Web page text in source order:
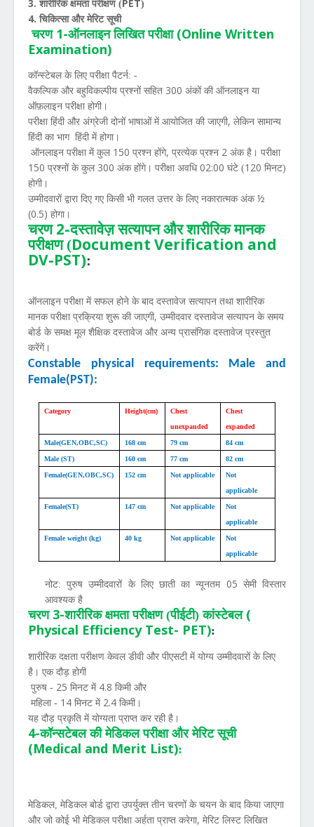
3. शारीरिक क्षमता परीक्षण ( PET)
4. चिकित्सा और मेरिट सूची
चरण 1-ऑनलाइन लिखित परीक्षा(Online Written
Examination)
कॉन्स्टेबल के लिए परीक्षा पैटर्न: -
वैकल्पिक और बहुविकल्पीय प्रश्नों सहित 300 अंकों की ऑनलाइन या
ऑफ़लाइन परीक्षा होगी।
परीक्षा हिंदी और अंग्रेजी दोनों भाषाओं में आयोजित की जाएगी, लेकिन सामान्य
हिंदी का भाग हिंदी में होगा।
ऑनलाइन परीक्षा में कुल 150 प्रश्न होंगे, प्रत्येक प्रश्न 2 अंक है। परीक्षा
150 प्रश्नों के कुल 300 अंक होंगे। परीक्षा अवधि 02:00 घंटे (120 मिनट)
होगी।
उम्मीदवारों द्वारा दिए गए किसी भी गलत उत्तर के लिए नकारात्मक अंक ½
(0.5) होगा।
चरण 2-दस्तावेज़ सत्यापन और शारीरिक मानक
परीक्षण (Document Verification and
DV-PST):
ऑनलाइन परीक्षा में सफल होने के बाद दस्तावेज सत्यापन तथा शारीरिक
मानक परीक्षा प्रक्रिया शुरू की जाएगी, उम्मीदवार दस्तावेज सत्यापन के समय
बोर्ड के समक्ष मूल शैक्षिक दस्तावेज और अन्य प्रासंगिक दस्तावेज प्रस्तुत
करेंगें।
Constable physical requirements: Male and
Female(PST):
Category Height(cm)
Chest
unexpanded
Chest
expanded
Male(GEN,OBC,SC) 168 cm 79 cm 84 cm
Male (ST) 160 cm 77 cm 82 cm
Female(GEN,OBC,SC) 152 cm Not applicable
Not
applicable
Female(ST) 147 cm Not applicable
Not
applicable
Female weight (kg) 40 kg Not applicable
Not
applicable
नोट: पुरुष उम्मीदवारों के लिए छाती का न्यूनतम 05 सेमी विस्तार
आवश्यक है
चरण 3-शारीरिक क्षमता परीक्षण (पीईटी) कांस्टेबल(
Physical Efficiency Test- PET):
शारीरिक दक्षता परीक्षण केवल डीवी और पीएसटी में योग्य उम्मीदवारों के लिए
है। एक दौड़ होगी
पुरुष - 25 मिनट में 4.8 किमी और
महिला - 14 मिनट में 2.4 किमी।
यह दौड़ प्रकृति में योग्यता प्राप्त कर रही है।
4-कॉन्सटेबल की मेडिकल परीक्षा और मेरिट सूची
(Medical and Merit List):
मेडिकल, मेडिकल बोर्ड द्वारा उपर्युक्त तीन चरणों के चयन के बाद किया जाएगा
और जो कोई भी मेडिकल परीक्षा अर्हता प्राप्त करेगा, मेरिट लिस्ट लिखित